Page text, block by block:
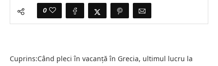
0
Cuprins:Când pleci în vacanță în Grecia, ultimul lucru la